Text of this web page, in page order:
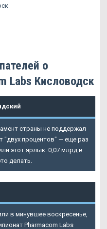
о
Labs Кисловодск
страны не поддержал
"двух процентов" — еще раз
этот ярлык. 0,07 млрд в
делать.
в минувшее воскресенье,
Pharmacom Labs